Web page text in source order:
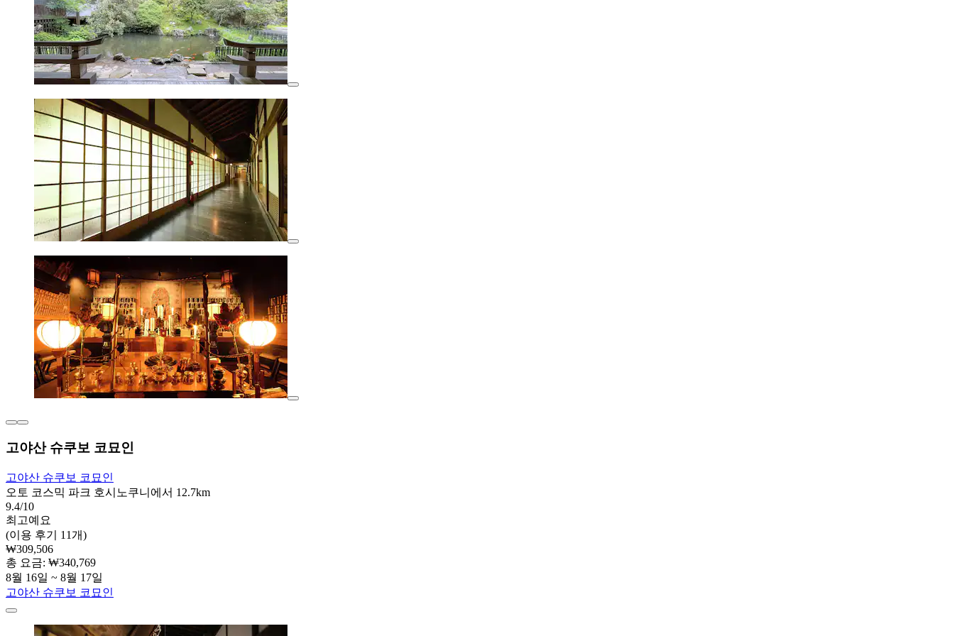
고야산 슈쿠보 코묘인
고야산 슈쿠보 코묘인
오토 코스믹 파크 호시노쿠니에서 12.7km
9.4/10
최고예요
(이용 후기 11개)
₩309,506
총 요금: ₩340,769
8월 16일 ~ 8월 17일
고야산 슈쿠보 코묘인